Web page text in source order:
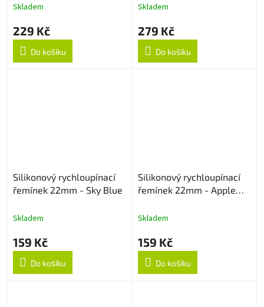
Skladem
229 Kč
Do košíku
Skladem
279 Kč
Do košíku
Silikonový rychloupínací
řemínek 22mm - Sky Blue
Skladem
159 Kč
Do košíku
Silikonový rychloupínací
řemínek 22mm - Apple
Skladem
159 Kč
Do košíku